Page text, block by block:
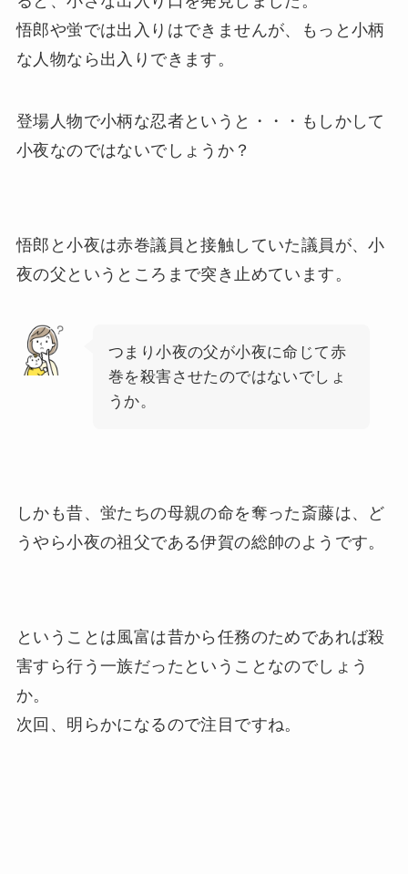
悟郎や蛍では出入りはできませんが、もっと小柄
な人物なら出入りできます。
登場人物で小柄な忍者というと・・・もしかして
小夜なのではないでしょうか？
悟郎と小夜は赤巻議員と接触していた議員が、小
夜の父というところまで突き止めています。
つまり小夜の父が小夜に命じて赤
巻を殺害させたのではないでしょ
うか。
しかも昔、蛍たちの母親の命を奪った斎藤は、ど
うやら小夜の祖父である伊賀の総帥のようです。
ということは風富は昔から任務のためであれば殺
害すら行う一族だったということなのでしょう
か。
次回、明らかになるので注目ですね。